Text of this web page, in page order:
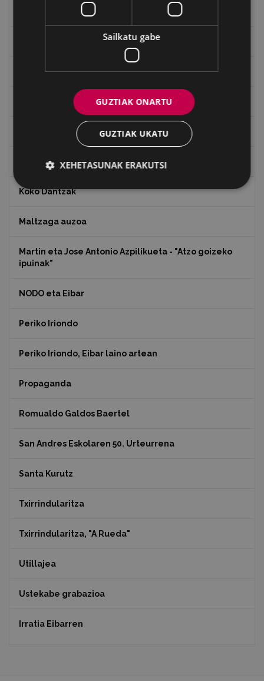
Ignacio Zuloaga (1870-2020)
Ignazio Zuloagaren margolanak Eibarko dendetan
Indalecio Ojanguren, Gipuzkoako Foru Aldundia
Juan Antonio Palacios HARRIA
Julen Zabaletaren marrazkiak
Koko Dantzak
Maltzaga auzoa
Martin eta Jose Antonio Azpilikueta - "Atzo goizeko
ipuinak"
NODO eta Eibar
Periko Iriondo
Periko Iriondo, Eibar laino artean
Propaganda
Romualdo Galdos Baertel
San Andres Eskolaren 50. Urteurrena
Santa Kurutz
Txirrindularitza
Txirrindularitza, "A Rueda"
Utillajea
Ustekabe grabazioa
Irratia Eibarren
Sailkatu gabe
GUZTIAK ONARTU
GUZTIAK UKATU
XEHETASUNAK ERAKUTSI